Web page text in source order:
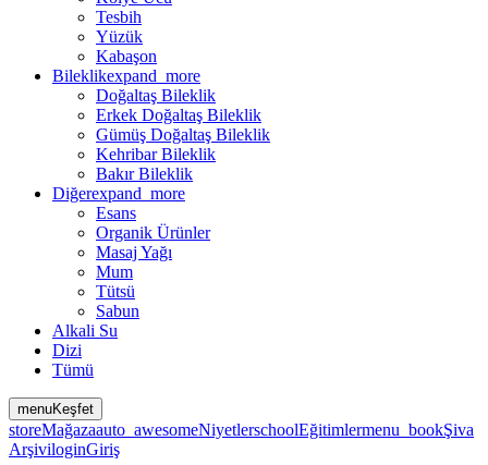
Tesbih
Yüzük
Kabaşon
Bileklikexpand_more
Doğaltaş Bileklik
Erkek Doğaltaş Bileklik
Gümüş Doğaltaş Bileklik
Kehribar Bileklik
Bakır Bileklik
Diğerexpand_more
Esans
Organik Ürünler
Masaj Yağı
Mum
Tütsü
Sabun
Alkali Su
Dizi
Tümü
menuKeşfet
storeMağazaauto_awesomeNiyetlerschoolEğitimlermenu_bookŞiva
ArşiviloginGiriş